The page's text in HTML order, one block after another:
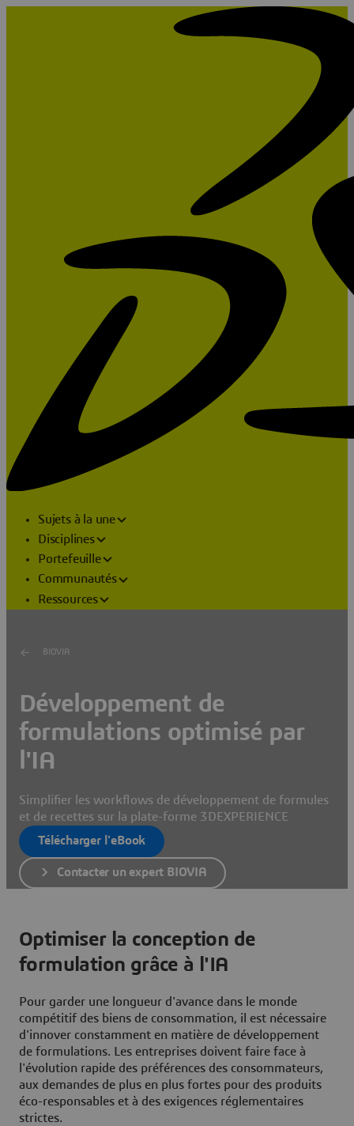
Sujets à la une
Disciplines
Portefeuille
Communautés
Ressources
BIOVIA
Développement de
formulations optimisé par
l'IA
Simplifier les workflows de développement de formules
et de recettes sur la plate-forme 3DEXPERIENCE
Télécharger l'eBook
Contacter un expert BIOVIA
Optimiser la conception de
formulation grâce à l'IA
Pour garder une longueur d'avance dans le monde
compétitif des biens de consommation, il est nécessaire
d'innover constamment en matière de développement
de formulations. Les entreprises doivent faire face à
l'évolution rapide des préférences des consommateurs,
aux demandes de plus en plus fortes pour des produits
éco-responsables et à des exigences réglementaires
strictes.